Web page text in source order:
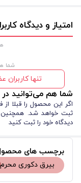
نوع بسته بندی
امتیاز و دیدگاه
شما
تنها
شما هم می‌توانید در
اگر این محصول را قبلا از
ثبت خواهد شد. همچنین
دیدگاه خود را ثبت کنید
برچسب های
بیرق دکوری محرم